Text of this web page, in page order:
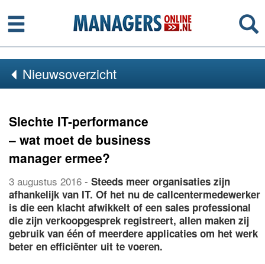
Menu
Nieuwsoverzicht
Slechte IT-performance
– wat moet de business
manager ermee?
3 augustus 2016 - Steeds meer organisaties zijn
afhankelijk van IT. Of het nu de callcentermedewerker
is die een klacht afwikkelt of een sales professional
die zijn verkoopgesprek registreert, allen maken zij
gebruik van één of meerdere applicaties om het werk
beter en efficiënter uit te voeren.